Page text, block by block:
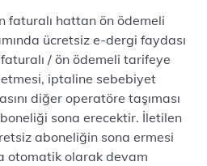
faturalı hattan ön ödemeli
ücretsiz e-dergi faydası
/ ön ödemeli tarifeye
iptaline sebebiyet
diğer operatöre taşıması
sona erecektir. İletilen
aboneliğin sona ermesi
otomatik olarak devam